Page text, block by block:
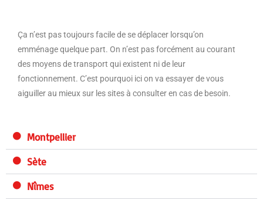
Ça n’est pas toujours facile de se déplacer lorsqu’on
emménage quelque part. On n’est pas forcément au courant
des moyens de transport qui existent ni de leur
fonctionnement. C’est pourquoi ici on va essayer de vous
aiguiller au mieux sur les sites à consulter en cas de besoin.
Montpellier
Sète
Nîmes